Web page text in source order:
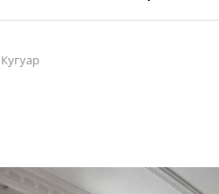
Кугуар